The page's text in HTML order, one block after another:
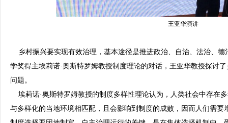
王亚华演讲
乡村振兴要实现有效治理，基本途径是推进政治、自治、法治、德
学奖得主埃莉诺·奥斯特罗姆教授制度理论的对话，王亚华教授探讨
问题。
埃莉诺·奥斯特罗姆教授的制度多样性理论认为，人类社会中存在
与多样化的当地环境相匹配，且会影响到制度的成败，因而人们需